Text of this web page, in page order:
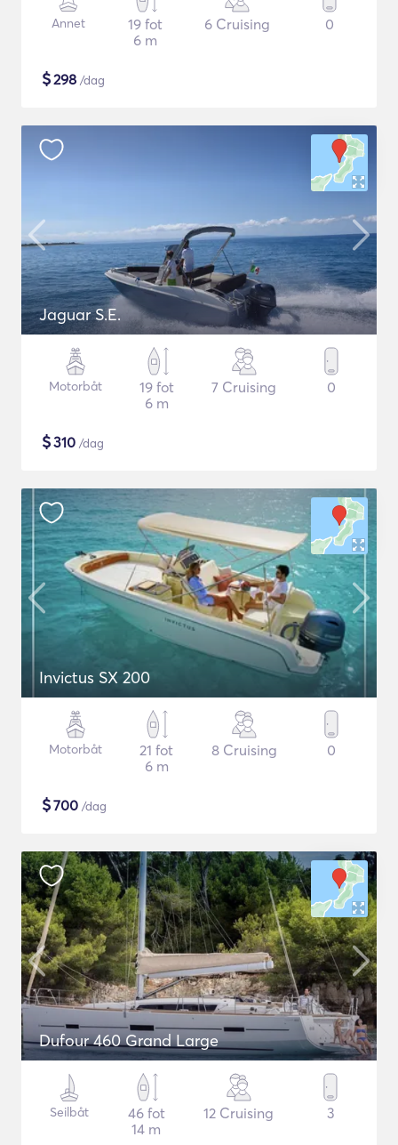
Annet
19 fot
6 m
6 Cruising 0
$298 /dag
Jaguar S.E.
Motorbåt
19 fot
6 m
7 Cruising 0
$310 /dag
Invictus SX 200
Motorbåt
21 fot
6 m
8 Cruising 0
$700 /dag
Dufour 460 Grand Large
Seilbåt
46 fot
14 m
12 Cruising 3